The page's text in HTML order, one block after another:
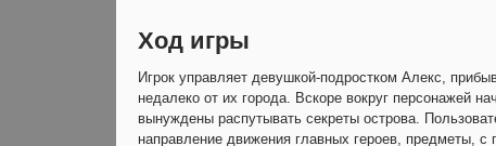
Ход игры
Игрок управляет девушкой-подростком Алекс,
недалеко от их города. Вскоре вокруг персонажей
вынуждены распутывать секреты острова.
направление движения главных героев, предметы,